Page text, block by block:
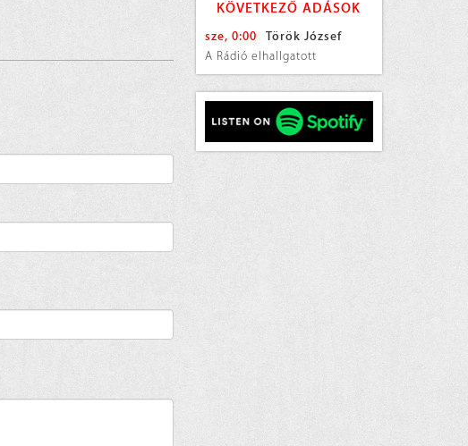
KÖVETKEZŐ ADÁSOK
sze, 0:00
Török József
A Rádió elhallgatott